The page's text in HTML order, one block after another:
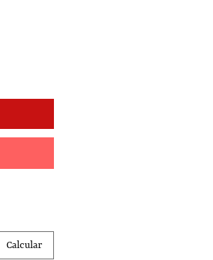
Calcular